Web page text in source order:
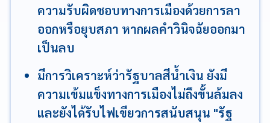
ความรับผิดชอบทางการเมืองด้วยการลา
ออกหรือยุบสภา หากผลคำวินิจฉัยออกมา
เป็นลบ
มีการวิเคราะห์ว่ารัฐบาลสีน้ำเงิน ยังมี
ความเข้มแข็งทางการเมืองไม่ถึงขั้นล้มลง
และยังได้รับไฟเขียวการสนับสนุน "รัฐ